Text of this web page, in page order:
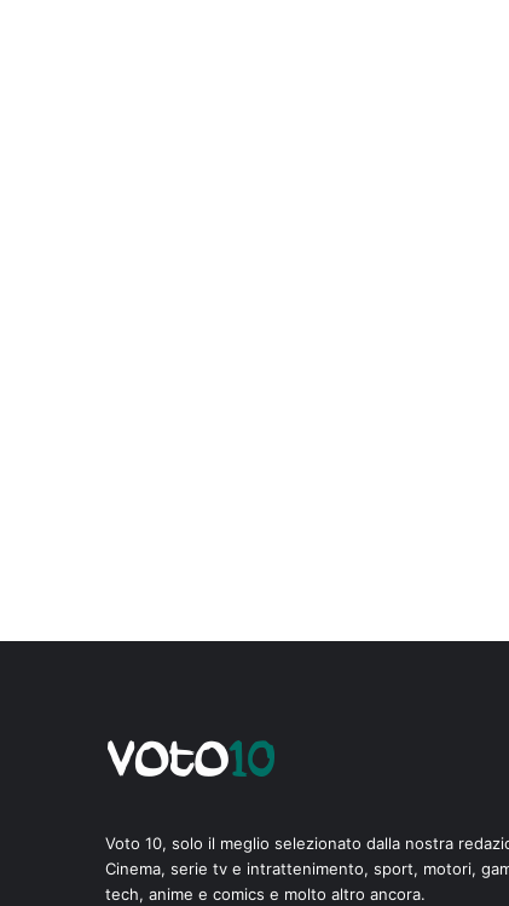
Voto 10, solo il meglio selezionato dalla nostra
Cinema, serie tv e intrattenimento, sport, motori,
tech, anime e comics e molto altro ancora.